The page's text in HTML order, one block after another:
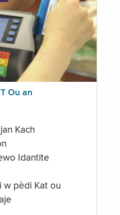
Ou an
Kach
Idantite
w pèdi Kat ou